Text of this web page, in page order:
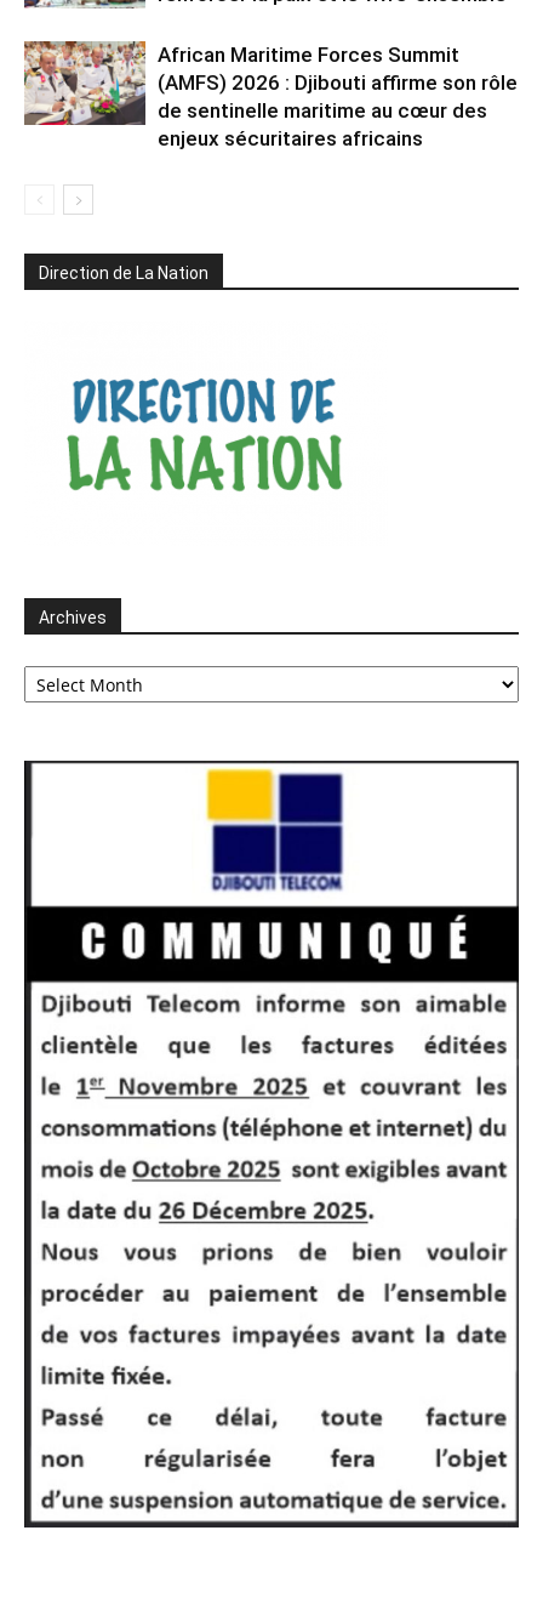
African Maritime Forces Summit
(AMFS) 2026 : Djibouti affirme son rôle
de sentinelle maritime au cœur des
enjeux sécuritaires africains
Direction de La Nation
Archives
Archives